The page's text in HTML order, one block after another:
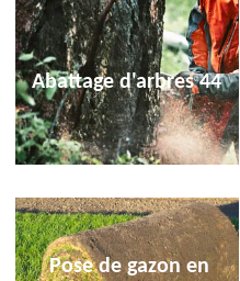
Abattage d'arbres 44
Pose de gazon en